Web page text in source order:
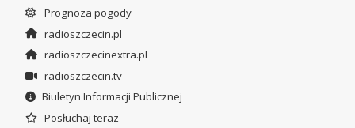
Prognoza pogody
radioszczecin.pl
radioszczecinextra.pl
radioszczecin.tv
Biuletyn Informacji Publicznej
Posłuchaj teraz